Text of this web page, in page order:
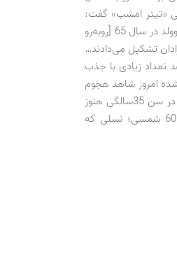
«تیتر امشب» گفت:
«بیکاری جوانان را باید از 35 سال پیش زمانی که به یک مرتبه با افزایش تعداد زاد‌‌و‌‌ولد در سال 65 [روبه‌رو
تشکیل می‌دادند…
آمار نشان می‌دهد تعداد زیادی با جذب
امروز شاهد هجوم
یک‌میلیون‌نفری متقاضیان کار باشیم که عموماً متولدین دهه 60 بوده‌اند و الان در سن 35‌سالگی هنوز
بیکارند.» این نوشته، روایتی است بر بخشی از ابعاد سرگذشت متولدین دهه 60 شمسی؛ نسلی که